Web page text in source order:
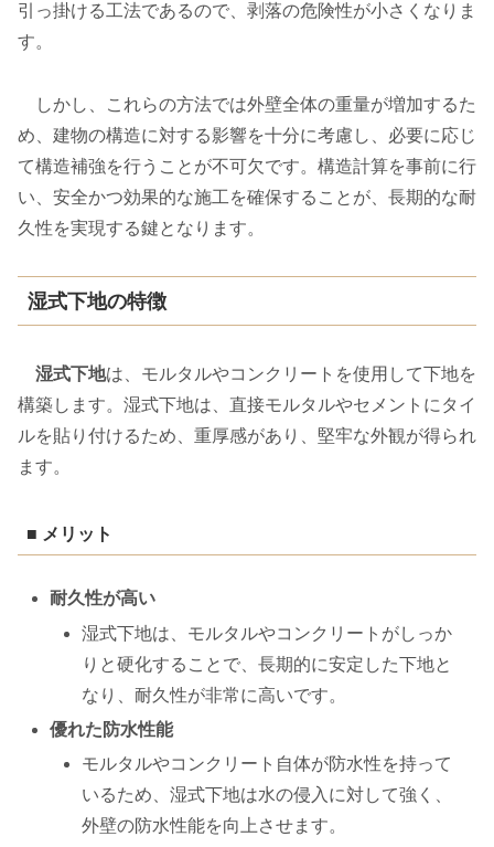
引っ掛ける工法であるので、剥落の危険性が小さくなりま
す。
しかし、これらの方法では外壁全体の重量が増加するた
め、建物の構造に対する影響を十分に考慮し、必要に応じ
て構造補強を行うことが不可欠です。構造計算を事前に行
い、安全かつ効果的な施工を確保することが、長期的な耐
久性を実現する鍵となります。
湿式下地の特徴
湿式下地は、モルタルやコンクリートを使用して下地を
構築します。湿式下地は、直接モルタルやセメントにタイ
ルを貼り付けるため、重厚感があり、堅牢な外観が得られ
ます。
■ メリット
耐久性が高い
湿式下地は、モルタルやコンクリートがしっか
りと硬化することで、長期的に安定した下地と
なり、耐久性が非常に高いです。
優れた防水性能
モルタルやコンクリート自体が防水性を持って
いるため、湿式下地は水の侵入に対して強く、
外壁の防水性能を向上させます。